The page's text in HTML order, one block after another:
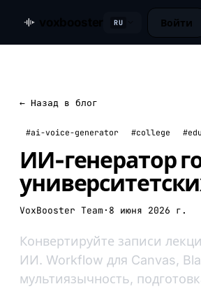
RU Войти
← Назад в блог
#ai-voice-generator #college
ИИ-генератор
VoxBooster Team · 8 июня 2026 г.
Конвертируйте записи
ИИ. Workflow для Canvas,
мультиязычность,